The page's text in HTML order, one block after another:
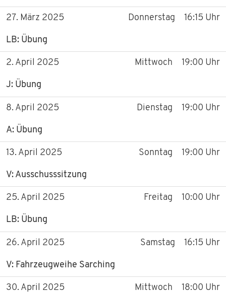
27. März 2025
LB: Übung
Donnerstag 16:15 Uhr
2. April 2025
J: Übung
Mittwoch 19:00 Uhr
8. April 2025
A: Übung
Dienstag 19:00 Uhr
13. April 2025
V: Ausschusssitzung
Sonntag 19:00 Uhr
25. April 2025
LB: Übung
Freitag 10:00 Uhr
26. April 2025
V: Fahrzeugweihe Sarching
Samstag 16:15 Uhr
30. April 2025 Mittwoch 18:00 Uhr